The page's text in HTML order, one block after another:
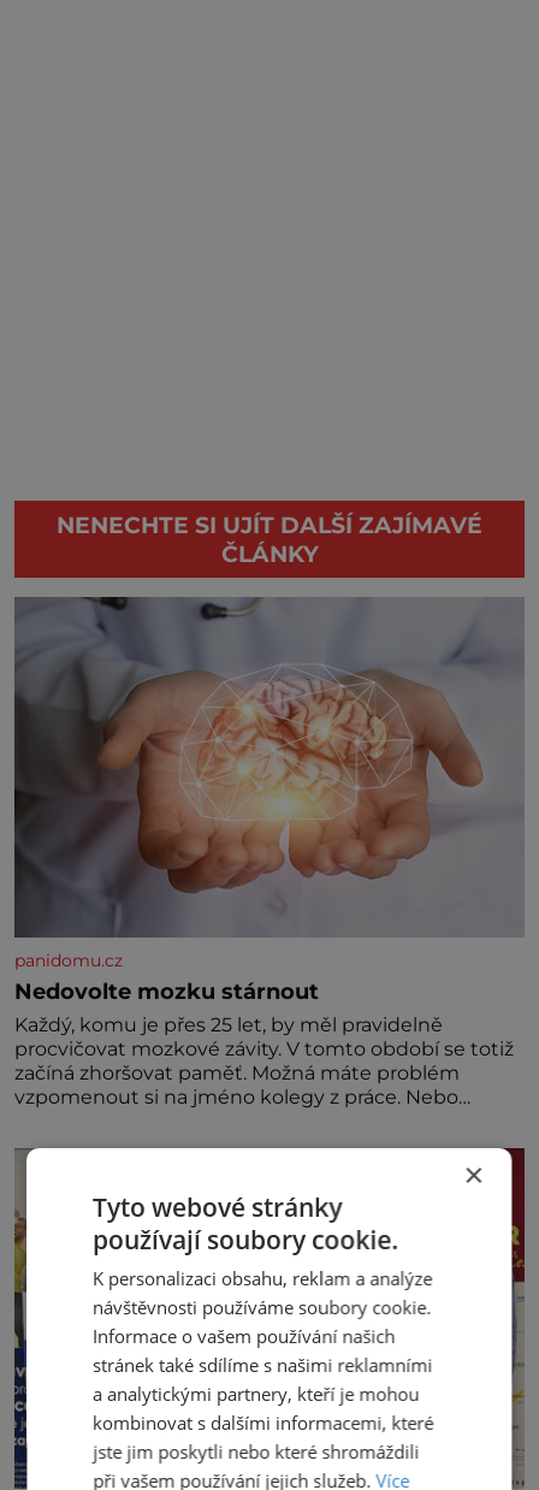
NENECHTE SI UJÍT DALŠÍ ZAJÍMAVÉ
ČLÁNKY
panidomu.cz
Nedovolte mozku stárnout
Každý, komu je přes 25 let, by měl pravidelně
procvičovat mozkové závity. V tomto období se totiž
začíná zhoršovat paměť. Možná máte problém
vzpomenout si na jméno kolegy z práce. Nebo
nedávno přečetli. Je to opravdu tak, s věkem jako
×
Tyto webové stránky
používají soubory cookie.
K personalizaci obsahu, reklam a analýze
návštěvnosti používáme soubory cookie.
Informace o vašem používání našich
stránek také sdílíme s našimi reklamními
a analytickými partnery, kteří je mohou
kombinovat s dalšími informacemi, které
jste jim poskytli nebo které shromáždili
při vašem používání jejich služeb.Více